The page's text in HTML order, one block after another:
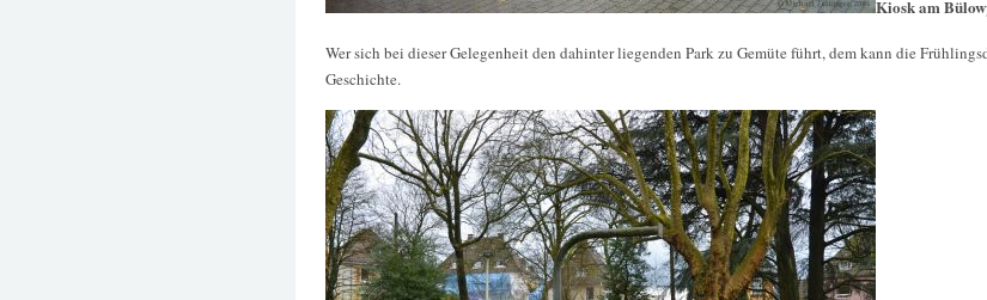
Kiosk am
Wer sich bei dieser Gelegenheit den dahinter liegenden Park zu Gemüte führt, dem kann die
Geschichte.